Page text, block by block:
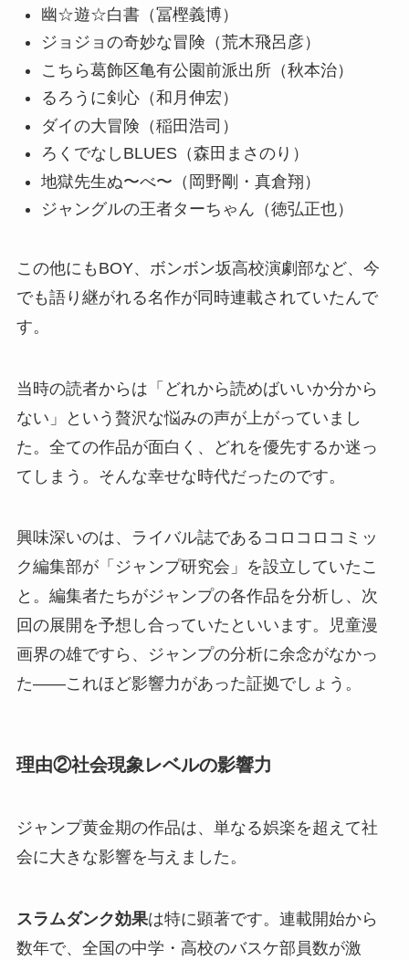
幽☆遊☆白書（冨樫義博）
ジョジョの奇妙な冒険（荒木飛呂彦）
こちら葛飾区亀有公園前派出所（秋本治）
るろうに剣心（和月伸宏）
ダイの大冒険（稲田浩司）
ろくでなしBLUES（森田まさのり）
地獄先生ぬ〜べ〜（岡野剛・真倉翔）
ジャングルの王者ターちゃん（徳弘正也）
この他にもBOY、ボンボン坂高校演劇部など、今
でも語り継がれる名作が同時連載されていたんで
す。
当時の読者からは「どれから読めばいいか分から
ない」という贅沢な悩みの声が上がっていまし
た。全ての作品が面白く、どれを優先するか迷っ
てしまう。そんな幸せな時代だったのです。
興味深いのは、ライバル誌であるコロコロコミッ
ク編集部が「ジャンプ研究会」を設立していたこ
と。編集者たちがジャンプの各作品を分析し、次
回の展開を予想し合っていたといいます。児童漫
画界の雄ですら、ジャンプの分析に余念がなかっ
た——これほど影響力があった証拠でしょう。
理由②社会現象レベルの影響力
ジャンプ黄金期の作品は、単なる娯楽を超えて社
会に大きな影響を与えました。
スラムダンク効果は特に顕著です。連載開始から
数年で、全国の中学・高校のバスケ部員数が激